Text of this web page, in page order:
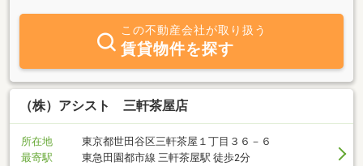
この不動産会社が取り扱う
賃貸物件を探す
（株）アシスト 三軒茶屋店
所在地
東京都世田谷区三軒茶屋１丁目３６－６
最寄駅
東急田園都市線 三軒茶屋駅 徒歩2分